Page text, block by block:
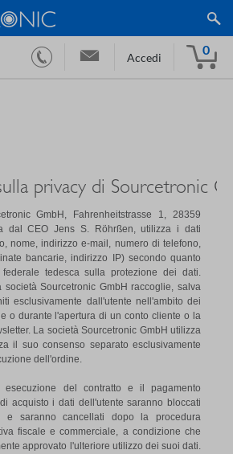
Accedi
0
privacy di Sourcetronic
GmbH, Fahrenheitstrasse 1, 28359
dal CEO Jens S. Röhrßen, utilizza i dati
nome, indirizzo e-mail, numero di telefono,
bancarie, indirizzo IP) secondo quanto
tedesca sulla protezione dei dati.
Sourcetronic GmbH raccoglie, salva
esclusivamente dall'utente nell'ambito dei
o durante l'apertura di un conto cliente o la
La società Sourcetronic GmbH utilizza
il suo consenso separato esclusivamente
dell'ordine.
del contratto e il pagamento
acquisto i dati dell'utente saranno bloccati
e saranno cancellati dopo la procedura
fiscale e commerciale, a condizione che
approvato l'ulteriore utilizzo dei suoi dati.